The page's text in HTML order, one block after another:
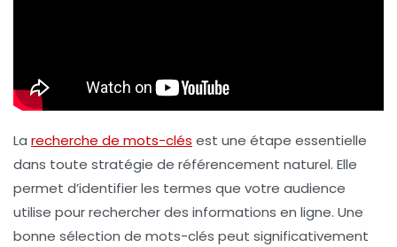
La recherche de mots-clés est une étape essentielle
dans toute stratégie de référencement naturel. Elle
permet d’identifier les termes que votre audience
utilise pour rechercher des informations en ligne. Une
bonne sélection de mots-clés peut significativement